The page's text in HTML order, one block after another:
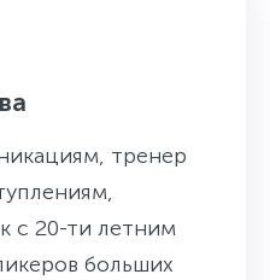
тренер
с 20-ти летним
больших